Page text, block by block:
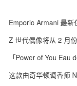
Emporio Armani 最
Z 世代偶像将从 2 月
「Power of You
这款由奇华顿调香师